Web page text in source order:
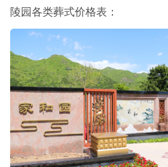
陵园各类葬式价格表：